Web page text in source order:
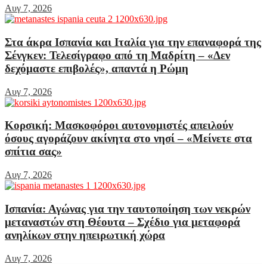
Αυγ 7, 2026
Στα άκρα Ισπανία και Ιταλία για την επαναφορά της
Σένγκεν: Τελεσίγραφο από τη Μαδρίτη – «Δεν
δεχόμαστε επιβολές», απαντά η Ρώμη
Αυγ 7, 2026
Κορσική: Μασκοφόροι αυτονομιστές απειλούν
όσους αγοράζουν ακίνητα στο νησί – «Μείνετε στα
σπίτια σας»
Αυγ 7, 2026
Ισπανία: Αγώνας για την ταυτοποίηση των νεκρών
μεταναστών στη Θέουτα – Σχέδιο για μεταφορά
ανηλίκων στην ηπειρωτική χώρα
Αυγ 7, 2026